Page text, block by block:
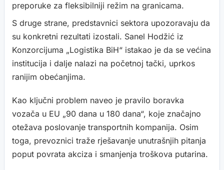
preporuke za fleksibilniji režim na granicama.
S druge strane, predstavnici sektora upozoravaju da
su konkretni rezultati izostali. Sanel Hodžić iz
Konzorcijuma „Logistika BiH“ istakao je da se većina
institucija i dalje nalazi na početnoj tački, uprkos
ranijim obećanjima.
Kao ključni problem naveo je pravilo boravka
vozača u EU „90 dana u 180 dana“, koje značajno
otežava poslovanje transportnih kompanija. Osim
toga, prevoznici traže rješavanje unutrašnjih pitanja
poput povrata akciza i smanjenja troškova putarina.